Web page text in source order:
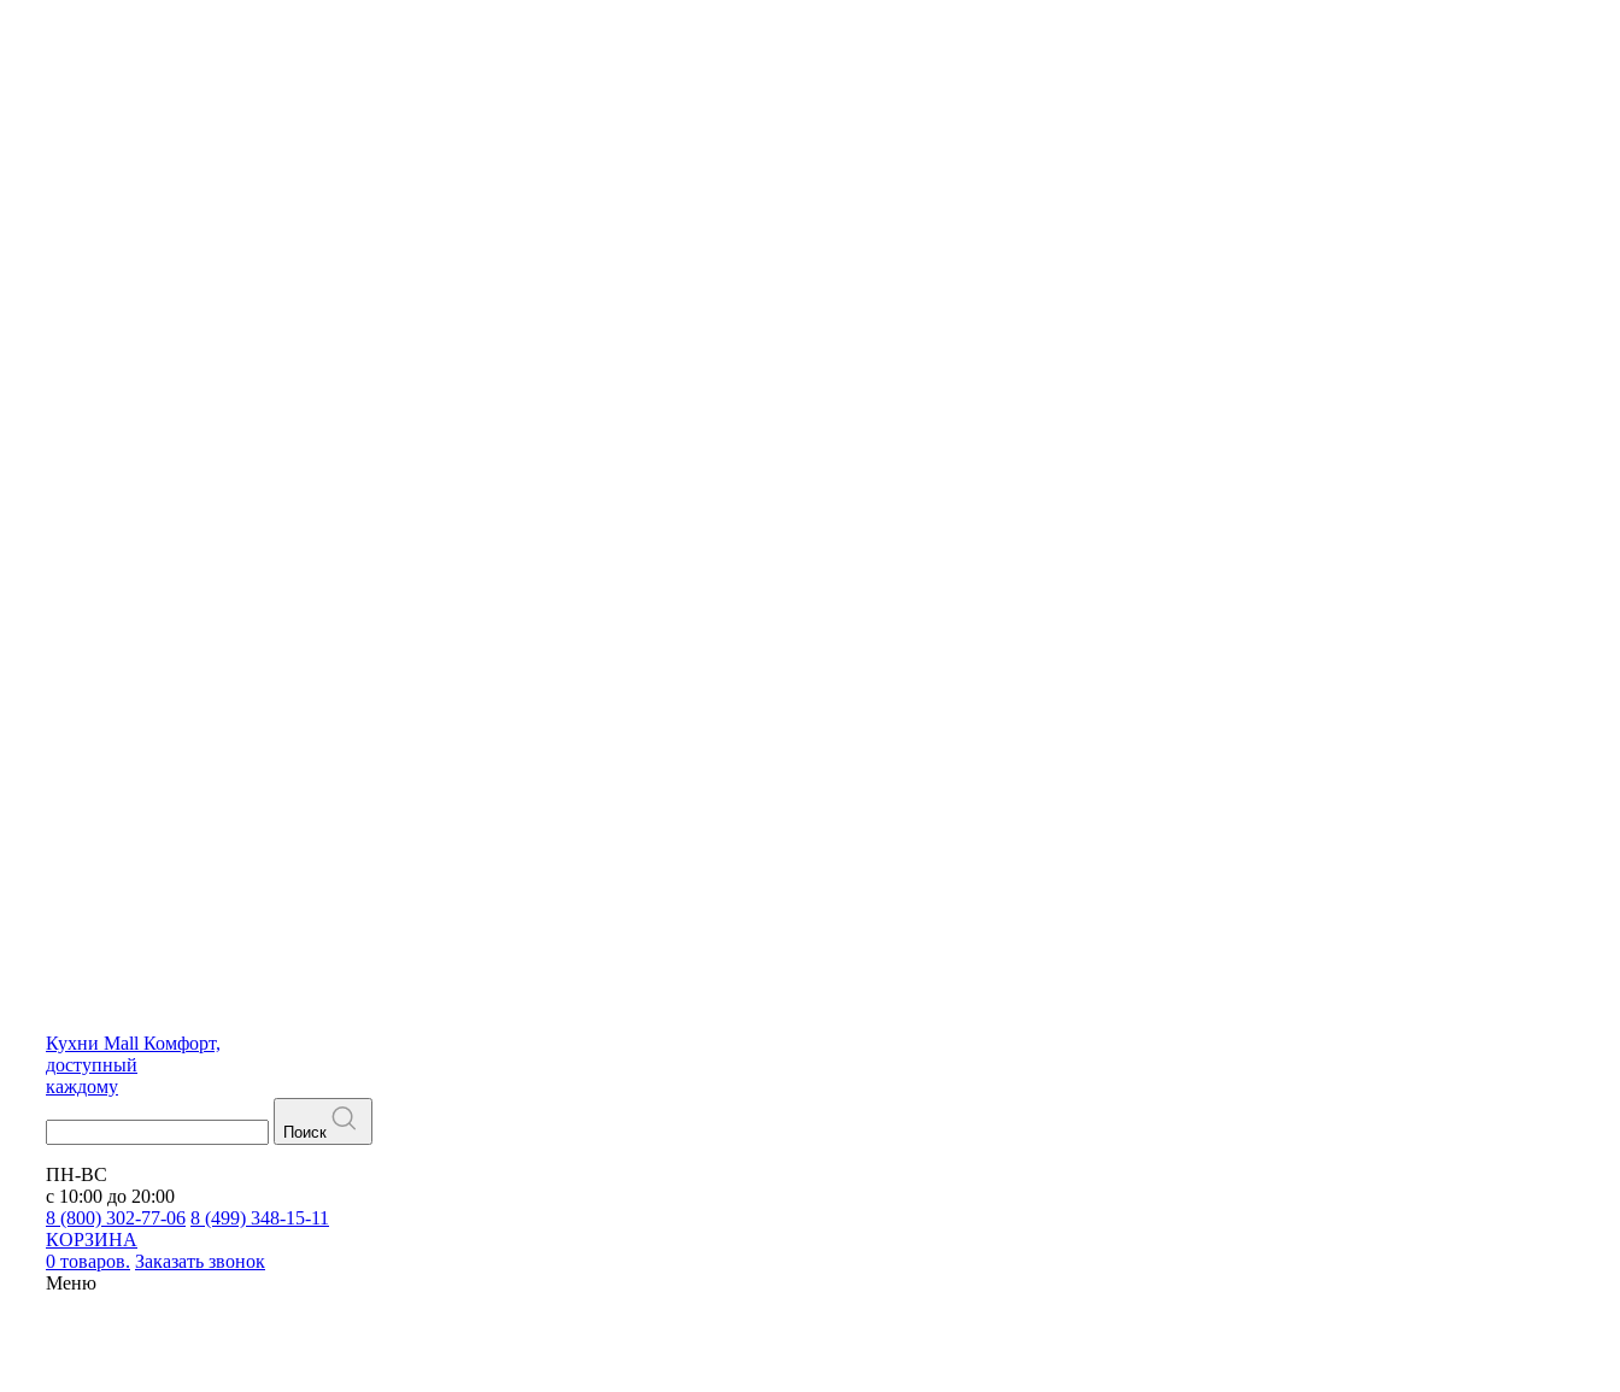
Кухни Mall Комфорт,
доступный
каждому
Поиск
ПН-ВС
с 10:00 до 20:00
8 (800) 302-77-06 8 (499) 348-15-11
КОРЗИНА
0 товаров. Заказать звонок
Меню